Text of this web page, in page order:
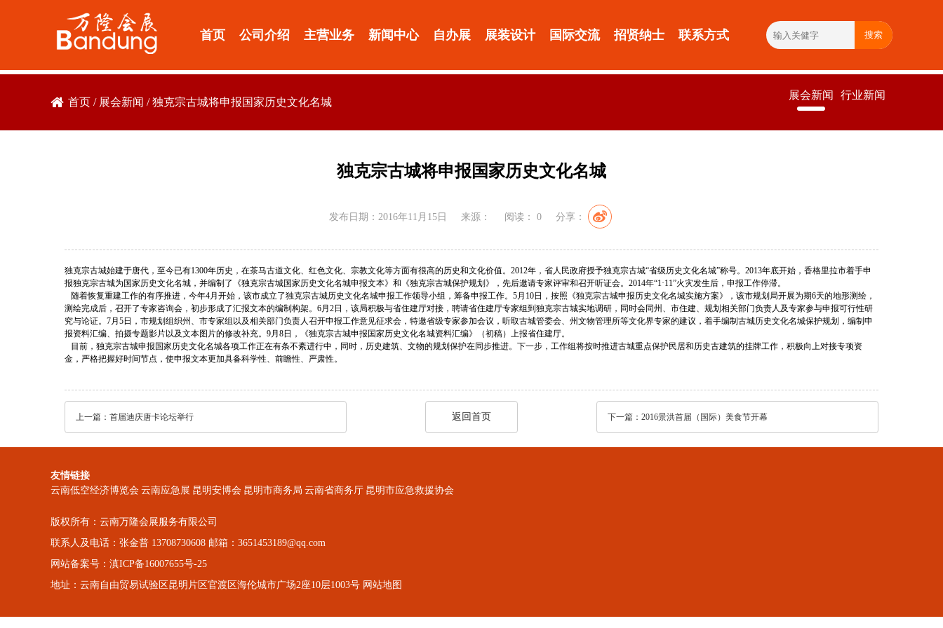
首页 公司介绍 主营业务 新闻中心 自办展 展装设计 国际交流 招贤纳士 联系方式 搜索
首页 / 展会新闻 /独克宗古城将申报国家历史文化名城
展会新闻 行业新闻
独克宗古城将申报国家历史文化名城
发布日期：2016年11月15日 来源： 阅读： 0 分享：
独克宗古城始建于唐代，至今已有1300年历史，在茶马古道文化、红色文化、宗教文化等方面有很高的历史和文化价值。2012年，省人民政府授予独克宗古城“省级历史文化名城”称号。2013年底开始，香格里拉市着手申
报独克宗古城为国家历史文化名城，并编制了《独克宗古城国家历史文化名城申报文本》和《独克宗古城保护规划》，先后邀请专家评审和召开听证会。2014年“1·11”火灾发生后，申报工作停滞。
随着恢复重建工作的有序推进，今年4月开始，该市成立了独克宗古城历史文化名城申报工作领导小组，筹备申报工作。5月10日，按照《独克宗古城申报历史文化名城实施方案》，该市规划局开展为期6天的地形测绘，
测绘完成后，召开了专家咨询会，初步形成了汇报文本的编制构架。6月2日，该局积极与省住建厅对接，聘请省住建厅专家组到独克宗古城实地调研，同时会同州、市住建、规划相关部门负责人及专家参与申报可行性研
究与论证。7月5日，市规划组织州、市专家组以及相关部门负责人召开申报工作意见征求会，特邀省级专家参加会议，听取古城管委会、州文物管理所等文化界专家的建议，着手编制古城历史文化名城保护规划，编制申
报资料汇编、拍摄专题影片以及文本图片的修改补充。9月8日，《独克宗古城申报国家历史文化名城资料汇编》（初稿）上报省住建厅。
目前，独克宗古城申报国家历史文化名城各项工作正在有条不紊进行中，同时，历史建筑、文物的规划保护在同步推进。下一步，工作组将按时推进古城重点保护民居和历史古建筑的挂牌工作，积极向上对接专项资
金，严格把握好时间节点，使申报文本更加具备科学性、前瞻性、严肃性。
上一篇： 首届迪庆唐卡论坛举行 返回首页 下一篇： 2016景洪首届（国际）美食节开幕
友情链接
云南低空经济博览会 云南应急展 昆明安博会 昆明市商务局 云南省商务厅 昆明市应急救援协会
版权所有：云南万隆会展服务有限公司
联系人及电话：张金普 13708730608 邮箱：3651453189@qq.com
网站备案号：滇ICP备16007655号-25
地址：云南自由贸易试验区昆明片区官渡区海伦城市广场2座10层1003号 网站地图